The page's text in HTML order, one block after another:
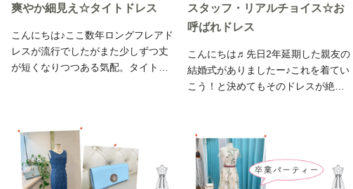
こを強調したい！そんな方にはこち
ら。 スリットからチラ見えする美脚
アレンジもワンランク上のコーデに
♡ いかがでしょうか？今度はカラー
ドレスもご紹介しますね♪気長に…お
爽やか細見え☆タイトドレス
こんにちは♪ここ数年ロングフレアド
レスが流行でしたがまた少しずつ丈
が短くなりつつある気配。タイトド
いカラーな爽やかドレスをご紹介し
ます♡ ラベンダーにネイビーブルー
のレースで縁取られパステルカラー
が苦手な方もかっこよく着れてしま
スタッフ・リアルチョイス☆お
呼ばれドレス
こんにちは♬先日2年延期した親友の
結婚式がありましたー♪これを着てい
こう！と決めてもそのドレスが絶対
度も決めドレスを変更して…数日前
までなーに着ていこうかなぁʅ(｡
◔‸◔｡)ʃ…ってやってました。笑そして
実際にチョイスしたのはこちらです